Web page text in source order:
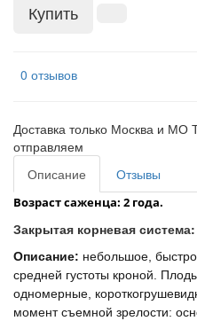
Купить
0 отзывов
Доставка только Москва и МО
отправляем
Описание
Отзывы
Возраст саженца: 2 года.
Закрытая корневая система:
Описание: небольшое,
средней густоты кроной.
одномерные,
момент съемной зрелости: